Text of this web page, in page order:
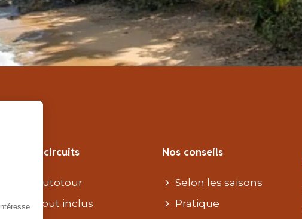
Nos circuits
Autotour
Tout inclus
Nos conseils
Selon les saisons
Pratique